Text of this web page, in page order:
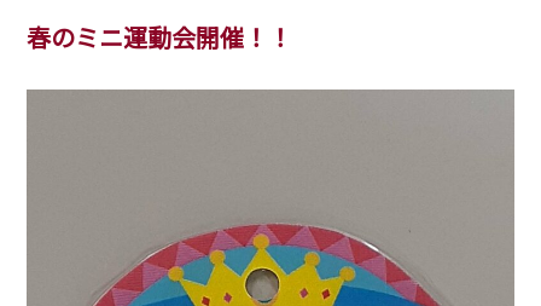
春のミニ運動会開催！！